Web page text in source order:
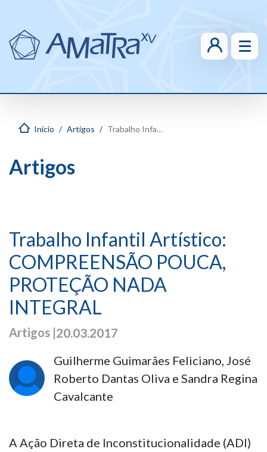
Artigos
Início Artigos Trabalho Infantil Artístico: COMPREENSÃO POUCA, PROTEÇÃO NADA INTEGRAL
Trabalho Infantil Artístico:
COMPREENSÃO POUCA,
PROTEÇÃO NADA
INTEGRAL
Artigos |20.03.2017
Guilherme Guimarães Feliciano, José
Roberto Dantas Oliva e Sandra Regina
Cavalcante
A Ação Direta de Inconstitucionalidade (ADI)